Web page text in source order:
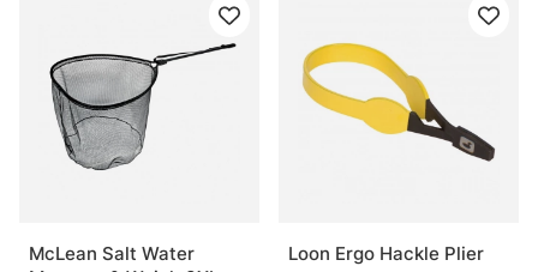
McLean Salt Water
Loon Ergo Hackle Plier